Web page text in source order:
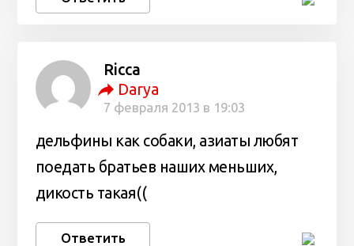
Ricca
Darya
7 февраля 2013 в 19:03
дельфины как собаки, азиаты любят
поедать братьев наших меньших,
дикость такая((
Ответить